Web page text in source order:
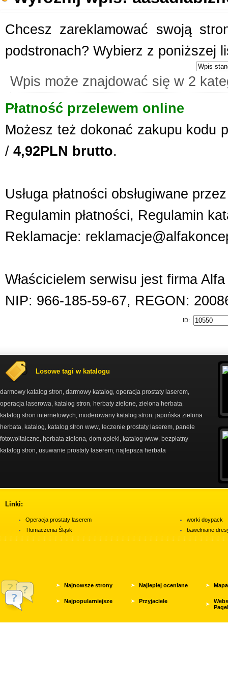
Chcesz zareklamować swoją
podstronach? Wybierz z poniższej
Wpis może znajdować się w 2
Płatność przelewem online
Możesz też dokonać zakupu kodu
/ 4,92PLN brutto.
Usługa płatności obsługiwane
Regulamin płatności, Regulamin
Reklamacje:
Właścicielem serwisu jest firma
NIP: 966-185-59-67, REGON:
ID:
Losowe tagi w katalogu
darmowy katalog stron darmowy katalog operacja prostaty laserem
operacja laserowa katalog stron herbaty zielone zielona herbata
katalog stron internetowych moderowany katalog stron japońska zielona
herbata katalog katalog stron www leczenie prostaty laserem panele
fotowoltaiczne
herbata zielona dom opieki katalog www bezpłatny
katalog stron usuwanie prostaty laserem najlepsza herbata
Linki:
Operacja prostaty laserem
Tłumaczenia Śląsk
worki doypack
bawełniane
Najnowsze strony Najlepiej oceniane
Najpopularniejsze Przyjaciele